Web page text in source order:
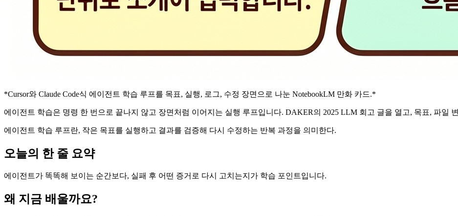
*Cursor와 Claude Code식 에이전트 학습 루프를 목표, 실행, 로그, 수정 장면으로 나눈 NotebookLM 만화 카드.*
에이전트 학습은 명령 한 번으로 끝나지 않고 장면처럼 이어지는 실행 루프입니다. DAKER의 2025 LLM 회고 글을 열고, 목표, 파일
에이전트 학습 루프란, 작은 목표를 실행하고 결과를 검증해 다시 수정하는 반복 과정을 의미한다.
오늘의 한 줄 요약
에이전트가 똑똑해 보이는 순간보다, 실패 후 어떤 증거로 다시 고치는지가 학습 포인트입니다.
왜 지금 배울까요?